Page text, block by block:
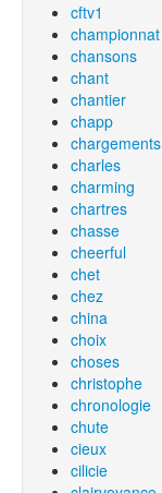
cftv1
championnat
chansons
chant
chantier
chapp
chargements
charles
charming
chartres
chasse
cheerful
chet
chez
china
choix
choses
christophe
chronologie
chute
cieux
cilicie